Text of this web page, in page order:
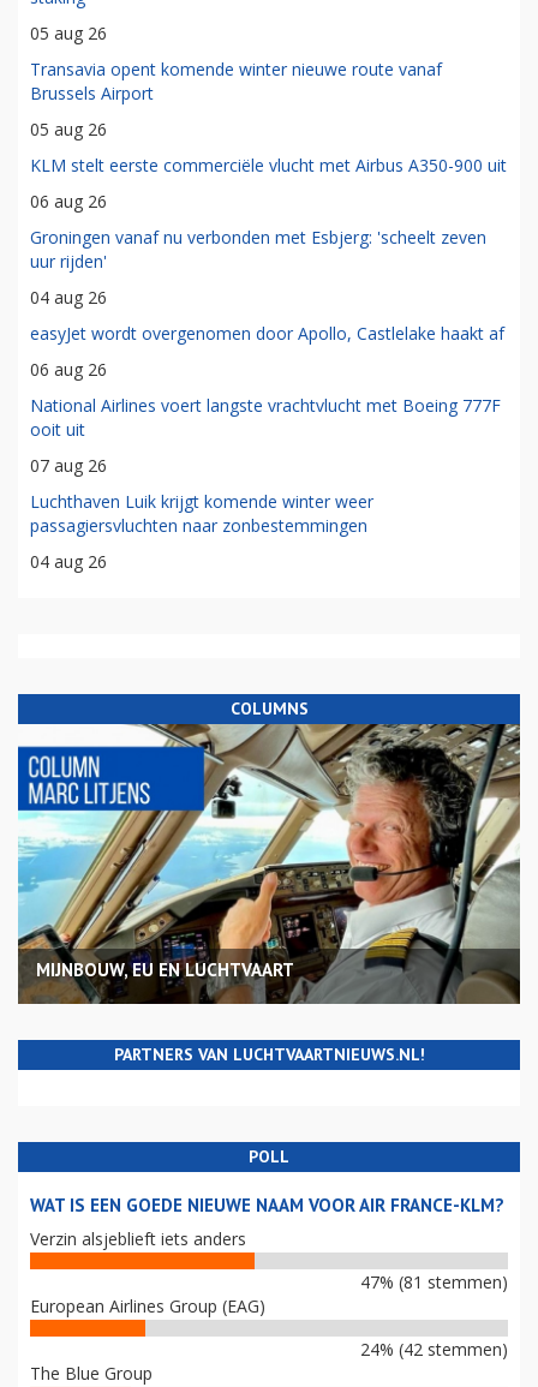
05 aug 26
Transavia opent komende winter nieuwe route vanaf
Brussels Airport
05 aug 26
KLM stelt eerste commerciële vlucht met Airbus A350-900 uit
06 aug 26
Groningen vanaf nu verbonden met Esbjerg: 'scheelt zeven
uur rijden'
04 aug 26
easyJet wordt overgenomen door Apollo, Castlelake haakt af
06 aug 26
National Airlines voert langste vrachtvlucht met Boeing 777F
ooit uit
07 aug 26
Luchthaven Luik krijgt komende winter weer
passagiersvluchten naar zonbestemmingen
04 aug 26
COLUMNS
MIJNBOUW, EU EN LUCHTVAART
PARTNERS VAN LUCHTVAARTNIEUWS.NL!
POLL
WAT IS EEN GOEDE NIEUWE NAAM VOOR AIR FRANCE-KLM?
Verzin alsjeblieft iets anders
47% (81 stemmen)
European Airlines Group (EAG)
24% (42 stemmen)
The Blue Group